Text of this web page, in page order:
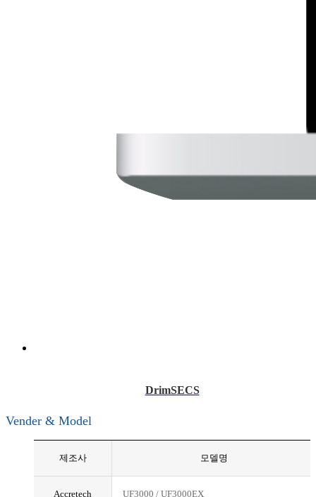
DrimSECS
Vender & Model
제조사 모델명
Accretech UF3000 / UF3000EX